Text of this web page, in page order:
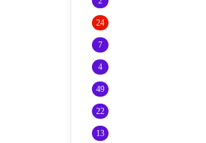
24
7
4
49
22
13